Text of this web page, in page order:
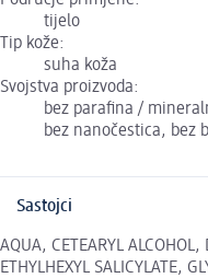
tijelo
Tip kože:
suha koža
Svojstva proizvoda:
bez parafina /
bez nanočestica, bez
Sastojci
AQUA, CETEARYL ALCOHOL,
ETHYLHEXYL SALICYLATE,